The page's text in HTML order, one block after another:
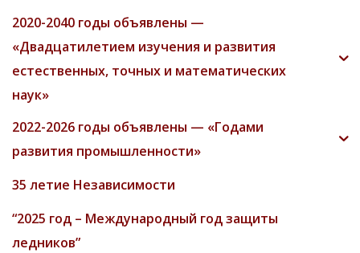
2020-2040 годы объявлены —
«Двадцатилетием изучения и развития
естественных, точных и математических
наук»
2022-2026 годы объявлены — «Годами
развития промышленности»
35 летие Независимости
“2025 год – Международный год защиты
ледников”